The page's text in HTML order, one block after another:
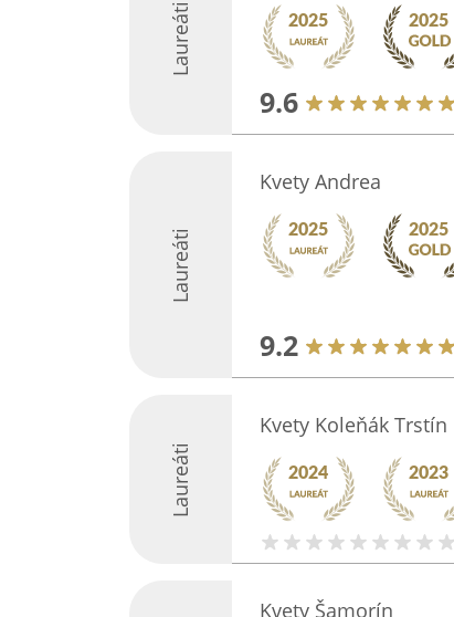
Laureáti
9.6
Laureáti
Kvety Andrea
9.2
Laureáti
Kvety Koleňák Trstín
Kvety Šamorín